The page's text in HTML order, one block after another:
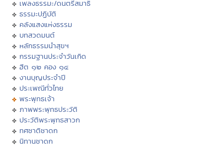
เพลงธรรมะ/ดนตรีสมาธิ
ธรรมะปฏิบัติ
คลังแสงแห่งธรรม
บทสวดมนต์
หลักธรรมนำสุขฯ
กรรมฐานประจำวันเกิด
ฮีต ๑๒ คอง ๑๔
งานบุญประจำปี
ประเพณีทั่วไทย
พระพุทธเจ้า
ภาพพระพุทธประวัติ
ประวัติพระพุทธสาวก
ทศชาติชาดก
นิทานชาดก